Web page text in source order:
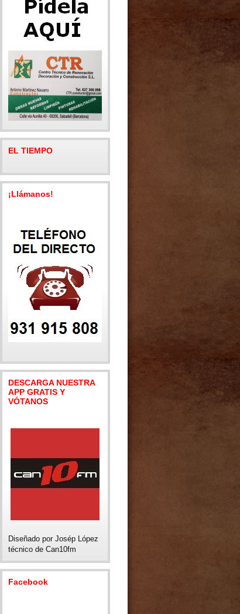
EL TIEMPO
¡Llámanos!
DESCARGA NUESTRA
APP GRATIS Y
VÓTANOS
Diseñado por Josép López
técnico de Can10fm
Facebook